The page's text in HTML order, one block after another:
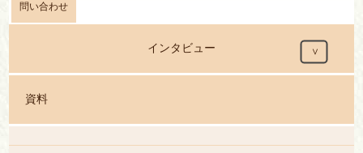
問い合わせ
インタビュー
資料